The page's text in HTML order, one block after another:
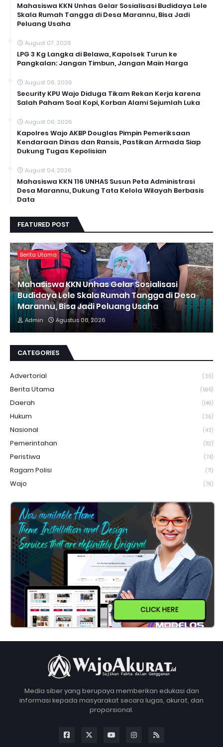
Mahasiswa KKN Unhas Gelar Sosialisasi Budidaya Lele
Skala Rumah Tangga di Desa Marannu, Bisa Jadi
Peluang Usaha
August 07, 2026
LPG 3 Kg Langka di Belawa, Kapolsek Turun ke
Pangkalan: Jangan Timbun, Jangan Main Harga
August 06, 2026
Security KPU Wajo Diduga Tikam Rekan Kerja karena
Salah Paham Soal Kopi, Korban Alami Sejumlah Luka
August 06, 2026
Kapolres Wajo AKBP Douglas Pimpin Pemeriksaan
Kendaraan Dinas dan Ransis, Pastikan Armada Siap
Dukung Tugas Kepolisian
August 04, 2026
Mahasiswa KKN 116 UNHAS Susun Peta Administrasi
Desa Marannu, Dukung Tata Kelola Wilayah Berbasis
Data
FEATURED POST
Berita Utama
Mahasiswa KKN Unhas Gelar Sosialisasi
Budidaya Lele Skala Rumah Tangga di Desa
Marannu, Bisa Jadi Peluang Usaha
Admin Agustus 08, 2026
CATEGORIES
Advertorial (30)
Berita Utama (595)
Daerah (149)
Hukum (36)
Nasional (43)
Pemerintahan (112)
Peristiwa (74)
Ragam Polisi (71)
Wajo (76)
CLICK HERE
Media siber yang berupaya memberikan edukasi dan
informasi kepada masyarakat secara lugas, akurat, dan
proporsional.